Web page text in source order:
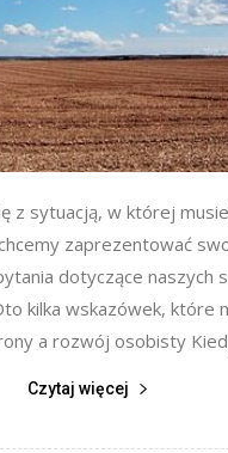
z sytuacją, w której
zaprezentować
dotyczące naszych
kilka wskazówek, które
a rozwój osobisty
Czytaj więcej